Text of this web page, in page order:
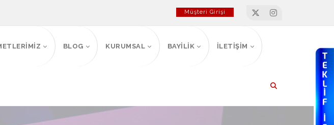
Müşteri Girişi
BLOG KURUMSAL BAYİLİK İLETİŞİM